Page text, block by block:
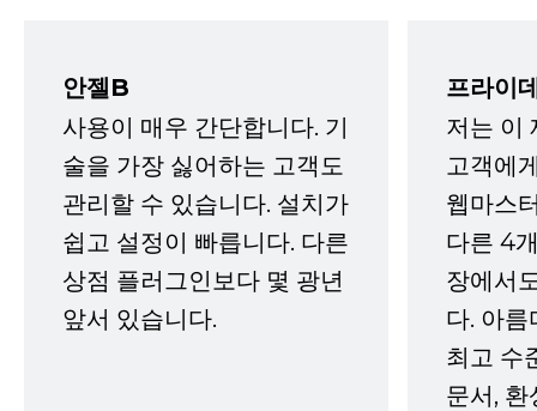
안젤B
사용이 매우 간단합니다. 기
술을 가장 싫어하는 고객도
관리할 수 있습니다. 설치가
쉽고 설정이 빠릅니다. 다른
상점 플러그인보다 몇 광년
앞서 있습니다.
프라이
저는 이
고객에
웹마스
다른 4
장에서
다. 아름
최고 수
문서,